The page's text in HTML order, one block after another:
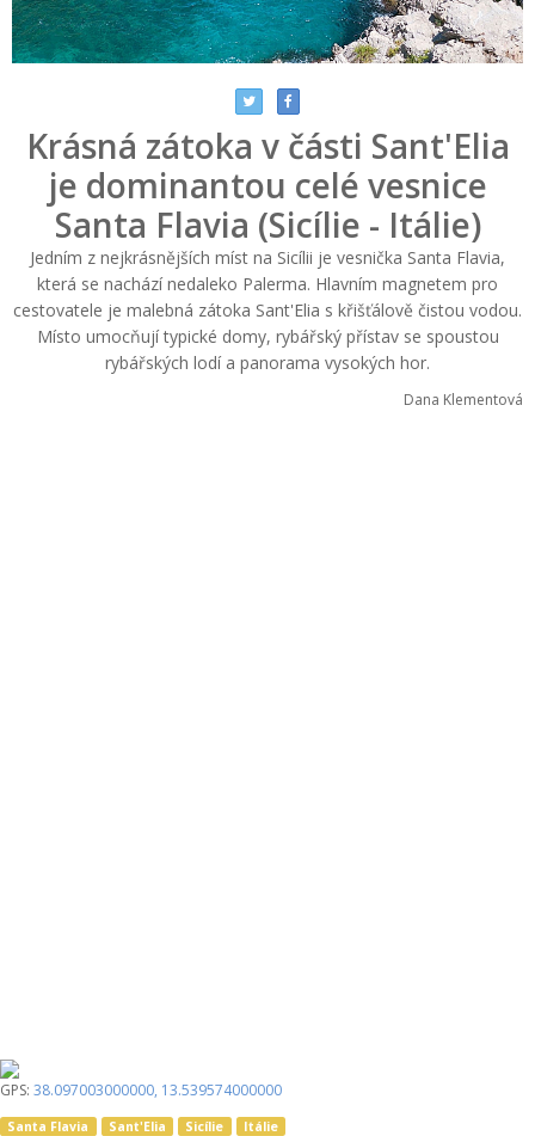
Krásná zátoka v části Sant'Elia
je dominantou celé vesnice
Santa Flavia (Sicílie - Itálie)
Jedním z nejkrásnějších míst na Sicílii je vesnička Santa Flavia,
která se nachází nedaleko Palerma. Hlavním magnetem pro
cestovatele je malebná zátoka Sant'Elia s křišťálově čistou vodou.
Místo umocňují typické domy, rybářský přístav se spoustou
rybářských lodí a panorama vysokých hor.
Dana Klementová
GPS: 38.097003000000, 13.539574000000
Santa Flavia Sant'Elia Sicílie Itálie